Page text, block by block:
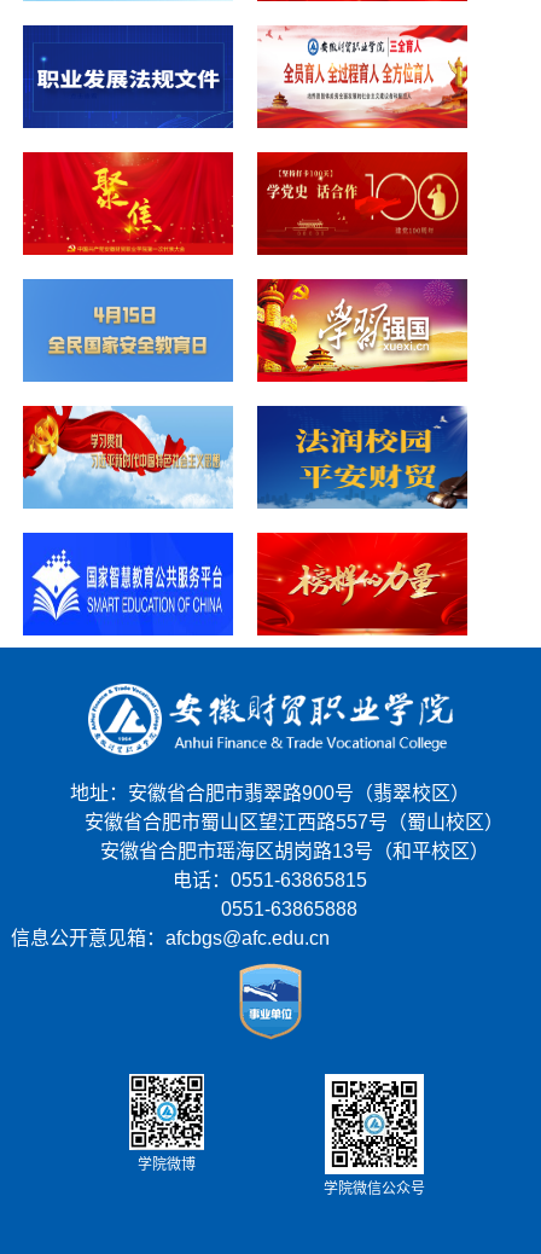
地址：安徽省合肥市翡翠路900号（翡翠校区）
安徽省合肥市蜀山区望江西路557号（蜀山校区）
安徽省合肥市瑶海区胡岗路13号（和平校区）
电话：0551-63865815
0551-63865888
信息公开意见箱：afcbgs@afc.edu.cn
学院微博
学院微信公众号